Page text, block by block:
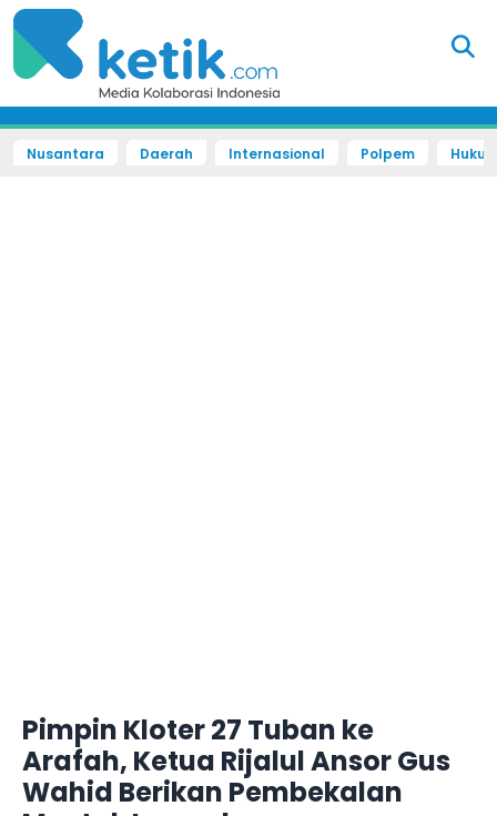
Nusantara Daerah Internasional Polpem
Pimpin Kloter 27 Tuban ke
Arafah, Ketua Rijalul Ansor Gus
Wahid Berikan Pembekalan